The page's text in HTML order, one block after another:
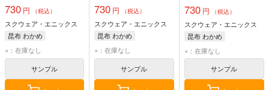
730 円 （税込）
スクウェア・エニックス
昆布 わかめ
×：在庫なし
サンプル
730 円 （税込）
スクウェア・エニックス
昆布 わかめ
×：在庫なし
サンプル
730円 （税込）
スクウェア・エニックス
昆布 わかめ
×：在庫なし
サンプル